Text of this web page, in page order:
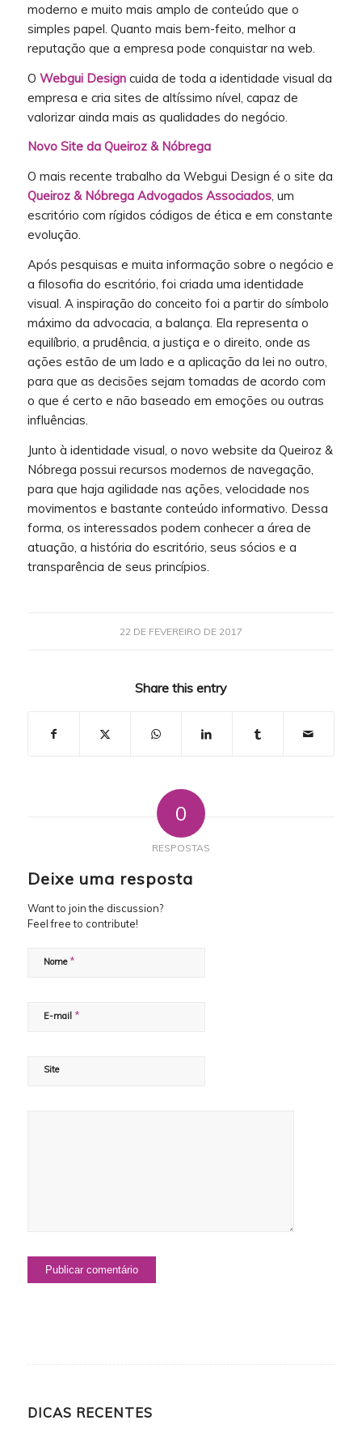
moderno e muito mais amplo de conteúdo que o
simples papel. Quanto mais bem-feito, melhor a
reputação que a empresa pode conquistar na web.
O Webgui Designcuida de toda a identidade visual da
empresa e cria sites de altíssimo nível, capaz de
valorizar ainda mais as qualidades do negócio.
Novo Site da Queiroz & Nóbrega
O mais recente trabalho da Webgui Design é o site da
Queiroz & Nóbrega Advogados Associados, um
escritório com rígidos códigos de ética e em constante
evolução.
Após pesquisas e muita informação sobre o negócio e
a filosofia do escritório, foi criada uma identidade
visual. A inspiração do conceito foi a partir do símbolo
máximo da advocacia, a balança. Ela representa o
equilíbrio, a prudência, a justiça e o direito, onde as
ações estão de um lado e a aplicação da lei no outro,
para que as decisões sejam tomadas de acordo com
o que é certo e não baseado em emoções ou outras
influências.
Junto à identidade visual, o novo website da Queiroz &
Nóbrega possui recursos modernos de navegação,
para que haja agilidade nas ações, velocidade nos
movimentos e bastante conteúdo informativo. Dessa
forma, os interessados podem conhecer a área de
atuação, a história do escritório, seus sócios e a
transparência de seus princípios.
22 DE FEVEREIRO DE 2017
Share this entry
0
RESPOSTAS
Deixe uma resposta
Want to join the discussion?
Feel free to contribute!
Nome *
E-mail *
Site
DICAS RECENTES